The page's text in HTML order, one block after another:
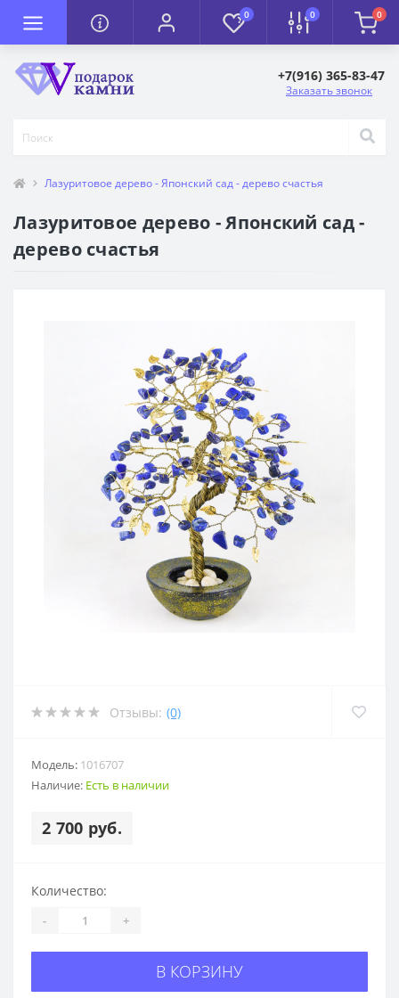
0 0 0
+7(916) 365-83-47
Заказать звонок
Лазуритовое дерево - Японский сад - дерево счастья
Лазуритовое дерево - Японский сад -
дерево счастья
Отзывы: (0)
Модель: 1016707
Наличие: Есть в наличии
2 700 руб.
Количество:
- +
В КОРЗИНУ